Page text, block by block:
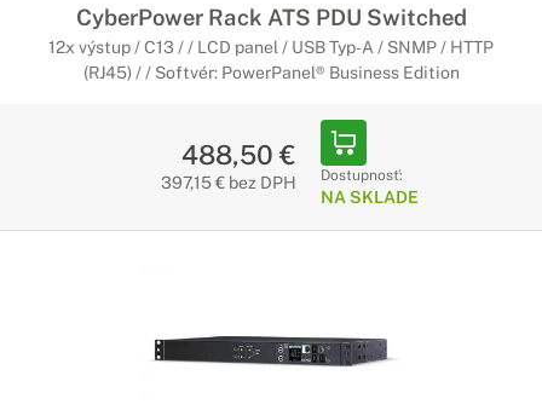
CyberPower Rack ATS PDU Switched
12x výstup / C13 / / LCD panel / USB Typ-A / SNMP / HTTP
(RJ45) / / Softvér: PowerPanel® Business Edition
488,50 €
397,15 € bez DPH Dostupnosť:
NA SKLADE